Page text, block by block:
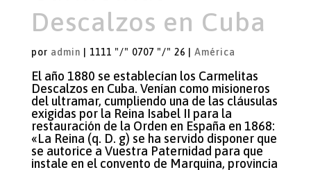
Descalzos en Cuba
por admin 1111 "/" 0707 "/" 26 América
El año 1880 se establecían los Carmelitas
Descalzos en Cuba. Venían como misioneros
del ultramar, cumpliendo una de las cláusulas
exigidas por la Reina Isabel II para la
restauración de la Orden en España en 1868:
«La Reina (q. D. g) se ha servido disponer que
se autorice a Vuestra Paternidad para que
instale en el convento de Marquina, provincia